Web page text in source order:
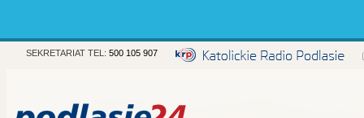
SEKRETARIAT TEL: 500 105 907